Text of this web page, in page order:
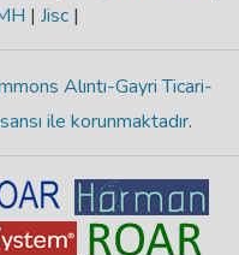
| Jisc |
Alıntı-Gayri Ticari-
ile korunmaktadır.